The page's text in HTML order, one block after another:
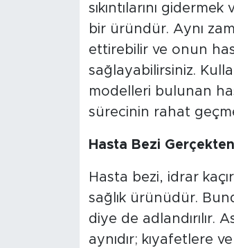
sıkıntılarını
bir üründür. Aynı
ettirebilir ve onun
sağlayabilirsiniz.
modelleri bulunan
sürecinin rahat
Hasta Bezi Gerçekten
Hasta bezi, idrar
sağlık ürünüdür.
diye de adlandırılır.
aynıdır; kıyafetlere